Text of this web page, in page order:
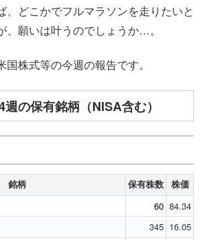
、どこかでフルマラソンを走りたいと
、願いは叶うのでしょうか…。
株式等の今週の報告です。
の保有銘柄（NISA含む）
銘柄 保有株数 株価
60 84.34
345 16.05